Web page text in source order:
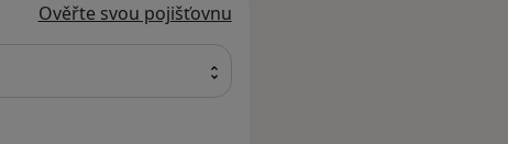
Ověřte svou pojišťovnu